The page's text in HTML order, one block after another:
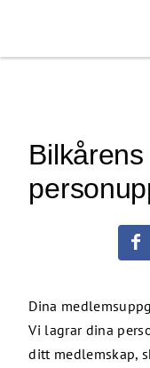
Dina
Vi lagrar dina
ditt medlemskap,